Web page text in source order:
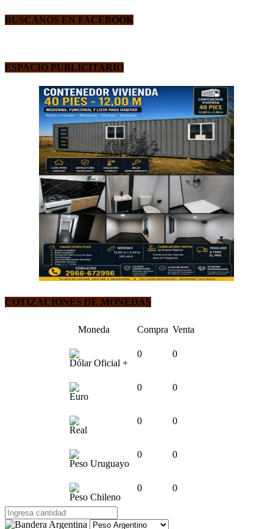
BUSCANOS EN FACEBOOK
ESPACIO PUBLICITARIO
COTIZACIONES DE MONEDAS
Moneda Compra Venta
Dólar Oficial +
0 0
Euro
0 0
Real
0 0
Peso Uruguayo
0 0
Peso Chileno
0 0